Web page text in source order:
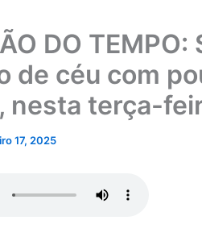
DO
de céu com
nesta terça-
17, 2025